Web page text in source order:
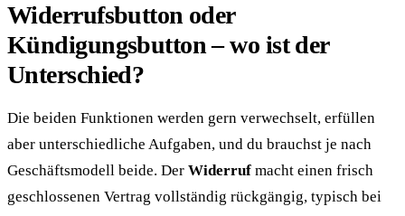
Widerrufsbutton oder
Kündigungsbutton – wo ist der
Unterschied?
Die beiden Funktionen werden gern verwechselt, erfüllen
aber unterschiedliche Aufgaben, und du brauchst je nach
Geschäftsmodell beide. Der Widerruf macht einen frisch
geschlossenen Vertrag vollständig rückgängig, typisch bei